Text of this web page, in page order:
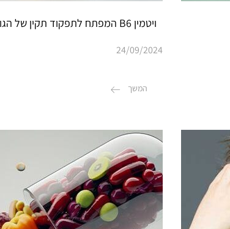
ויטמין B6 המפתח לתפקוד תקין של הגוף
24/09/2024
המשך